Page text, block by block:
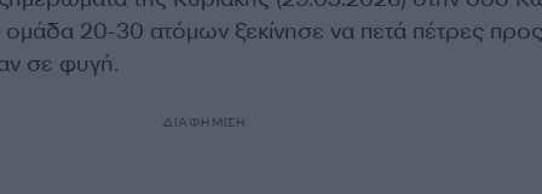
ομάδα 20-30 ατόμων ξεκίνησε να πετά πέτρες
σε φυγή.
ΔΙΑΦΗΜΙΣΗ